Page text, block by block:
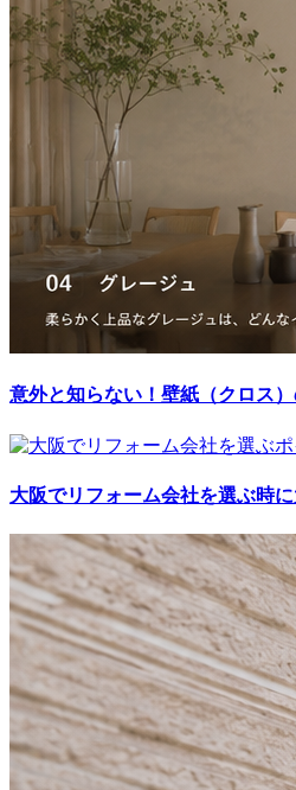
意外と知らない！壁紙（クロス
大阪でリフォーム会社を選ぶ時